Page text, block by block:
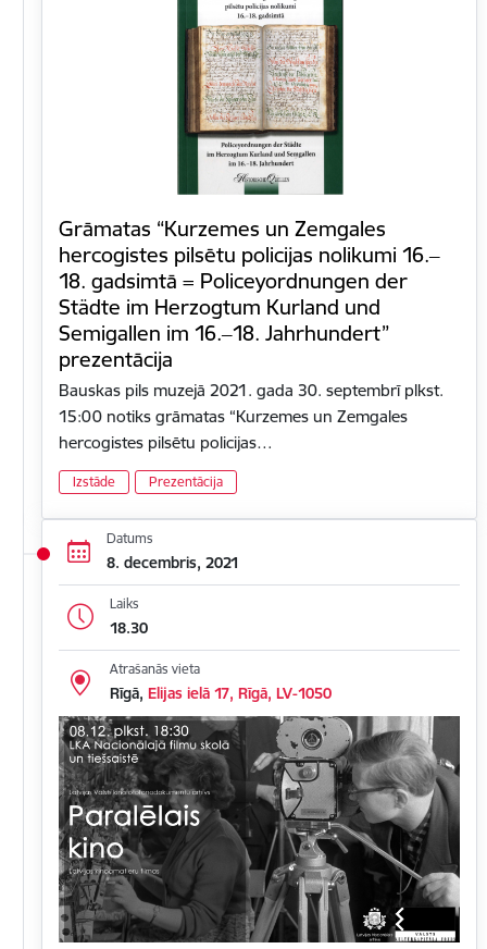
Grāmatas “Kurzemes un Zemgales
hercogistes pilsētu policijas nolikumi 16.‒
18. gadsimtā = Policeyordnungen der
Städte im Herzogtum Kurland und
Semigallen im 16.‒18. Jahrhundert”
prezentācija
Bauskas pils muzejā 2021. gada 30. septembrī plkst.
15:00 notiks grāmatas “Kurzemes un Zemgales
hercogistes pilsētu policijas…
Izstāde Prezentācija
Datums
8. decembris, 2021
Laiks
18.30
Atrašanās vieta
Rīgā, Elijas ielā 17, Rīgā, LV-1050